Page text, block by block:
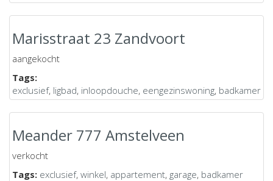
Marisstraat 23 Zandvoort
aangekocht
Tags:
exclusief, ligbad, inloopdouche, eengezinswoning, badkamer
Meander 777 Amstelveen
verkocht
Tags: exclusief, winkel, appartement, garage, badkamer